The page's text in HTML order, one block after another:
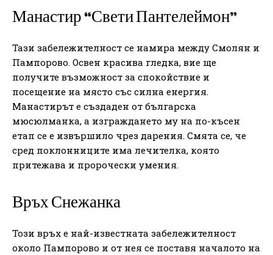
Манастир “Свети Пантелеймон”
Тази забележителност се намира между Смолян и
Пампорово. Освен красива гледка, вие ще
получите възможност за спокойствие и
посещение на място със силна енергия.
Манастирът е създаден от българска
мюсюлманка, а изграждането му на по-късен
етап се е извършило чрез дарения. Смята се, че
сред поклонниците има лечителка, която
притежава и пророчески умения.
Връх Снежанка
Този връх е най-известната забележителност
около Пампорово и от нея се поставя началото на